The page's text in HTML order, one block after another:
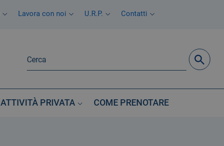
Lavora con noi U.R.P. Contatti
ATTIVITÀ PRIVATA COME PRENOTARE